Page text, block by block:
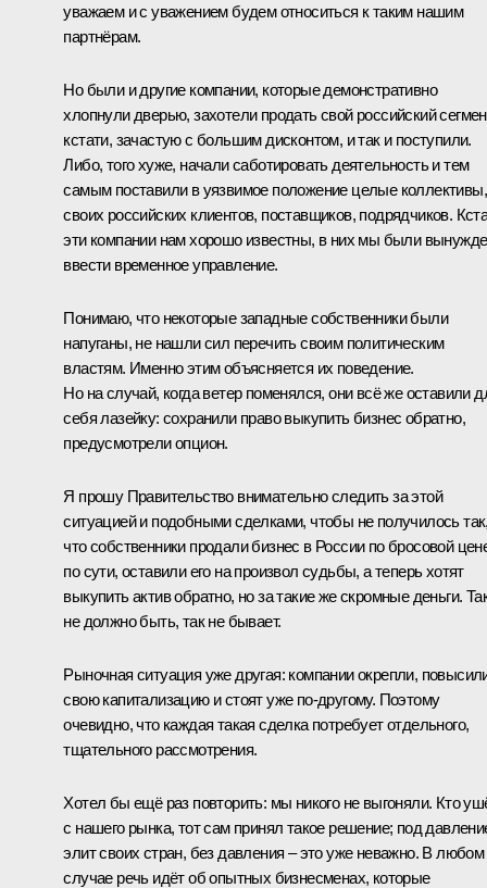
уважаем и с уважением будем относиться к таким нашим
партнёрам.
Но были и другие компании, которые демонстративно
хлопнули дверью, захотели продать свой российский
кстати, зачастую с большим дисконтом, и так и поступили.
Либо, того хуже, начали саботировать деятельность и тем
самым поставили в уязвимое положение целые коллективы,
своих российских клиентов, поставщиков, подрядчиков.
эти компании нам хорошо известны, в них мы были
ввести временное управление.
Понимаю, что некоторые западные собственники были
напуганы, не нашли сил перечить своим политическим
властям. Именно этим объясняется их поведение.
Но на случай, когда ветер поменялся, они всё же оставили
себя лазейку: сохранили право выкупить бизнес обратно,
предусмотрели опцион.
Я прошу Правительство внимательно следить за этой
ситуацией и подобными сделками, чтобы не получилось
что собственники продали бизнес в России по бросовой
по сути, оставили его на произвол судьбы, а теперь хотят
выкупить актив обратно, но за такие же скромные деньги.
не должно быть, так не бывает.
Рыночная ситуация уже другая: компании окрепли,
свою капитализацию и стоят уже по-другому. Поэтому
очевидно, что каждая такая сделка потребует отдельного,
тщательного рассмотрения.
Хотел бы ещё раз повторить: мы никого не выгоняли. Кто
с нашего рынка, тот сам принял такое решение; под
элит своих стран, без давления – это уже неважно. В любом
случае речь идёт об опытных бизнесменах, которые